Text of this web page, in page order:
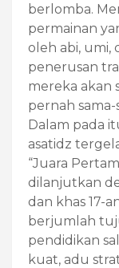
berlomba.
permainan
oleh abi, umi,
penerusan
mereka akan
pernah
Dalam pada
asatidz
“Juara
dilanjutkan
dan khas 17-
berjumlah
pendidikan
kuat, adu